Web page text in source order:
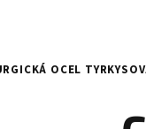
OCEL